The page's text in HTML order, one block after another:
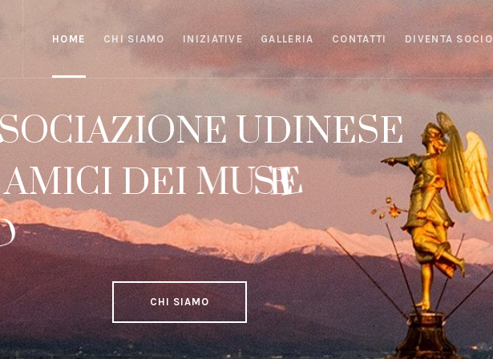
HOME CHI SIAMO INIZIATIVE GALLERIA CONTATTI DIVENTA SOCIO
C H I SIAMO
OCIAZIONE UDINESE
AMICI DEI MUSE
E
DELL'ARTE